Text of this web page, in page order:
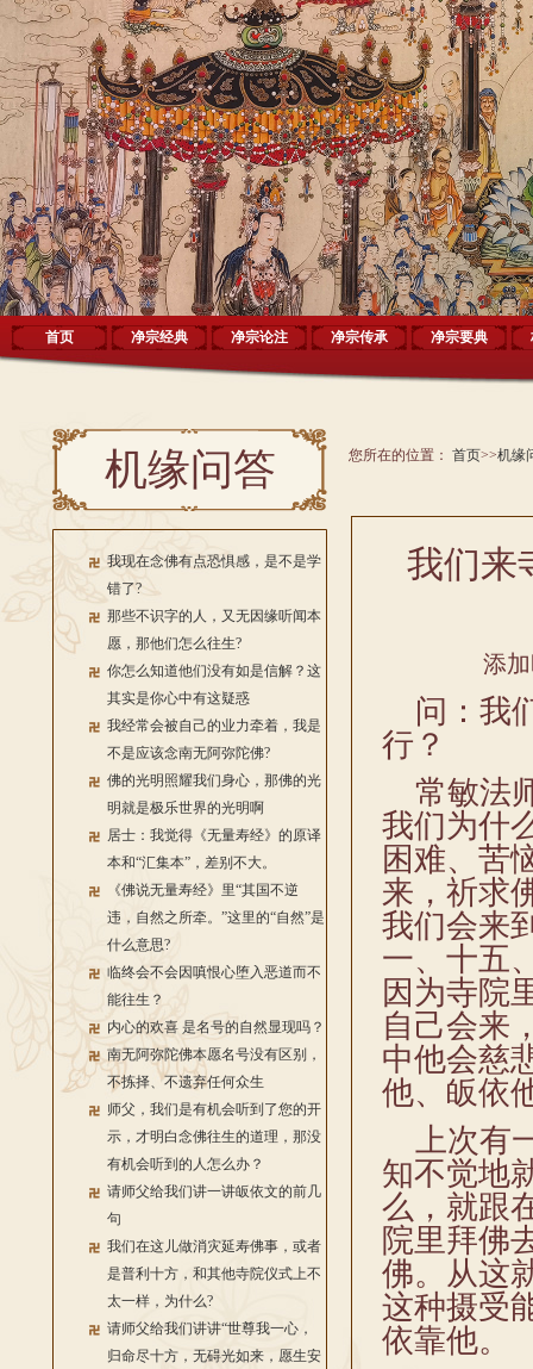
首页 净宗经典 净宗论注 净宗传承 净宗要典
机缘问答
我现在念佛有点恐惧感，是不是学
错了?
那些不识字的人，又无因缘听闻本
愿，那他们怎么往生?
你怎么知道他们没有如是信解？这
其实是你心中有这疑惑
我经常会被自己的业力牵着，我是
不是应该念南无阿弥陀佛?
佛的光明照耀我们身心，那佛的光
明就是极乐世界的光明啊
居士：我觉得《无量寿经》的原译
本和“汇集本”，差别不大。
《佛说无量寿经》里“其国不逆
违，自然之所牵。”这里的“自然”是
什么意思?
临终会不会因嗔恨心堕入恶道而不
能往生？
内心的欢喜 是名号的自然显现吗？
南无阿弥陀佛本愿名号没有区别，
不拣择、不遗弃任何众生
师父，我们是有机会听到了您的开
示，才明白念佛往生的道理，那没
有机会听到的人怎么办？
请师父给我们讲一讲皈依文的前几
句
我们在这儿做消灾延寿佛事，或者
是普利十方，和其他寺院仪式上不
太一样，为什么?
请师父给我们讲讲“世尊我一心，
归命尽十方，无碍光如来，愿生安
您所在的位置： 首页>>机缘
我们来
添
问：我
行？
常敏法
我们为什
困难、苦
来，祈求
我们会来
一、十五
因为寺院
自己会来
中他会慈
他、皈依
上次有
知不觉地
么，就跟
院里拜佛
佛。从这
这种摄受
依靠他。